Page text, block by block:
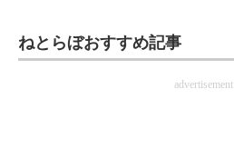
マーケ×ITの今がよく分かる
ねとらぼおすすめ記事
advertisement